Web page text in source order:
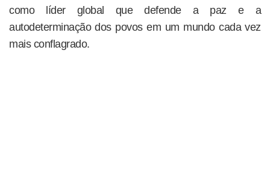
como líder global que defende a paz e a
autodeterminação dos povos em um mundo cada vez
mais conflagrado.